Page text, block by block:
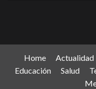
Home Actualidad
Educación
Salud